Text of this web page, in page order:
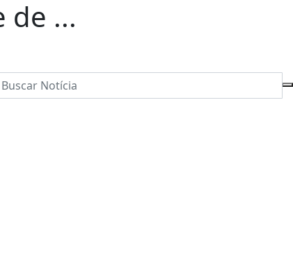
de ...